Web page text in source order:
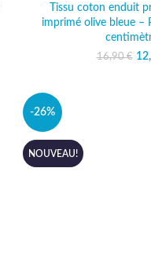
Tissu coton enduit
imprimé olive bleue –
16,90€
-26%
NOUVEAU!